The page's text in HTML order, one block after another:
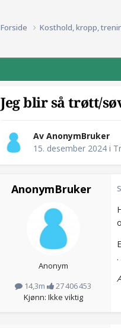
Forside Kosthold, kropp,
Jeg blir så trøtt/
Av AnonymBruker
15. desember 2024 i
AnonymBruker
Anonym
14,3m
27 406 453
Kjønn: Ikke viktig